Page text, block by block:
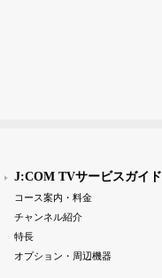
J:COM TVサービスガイド
コース案内・料金
チャンネル紹介
特長
オプション・周辺機器